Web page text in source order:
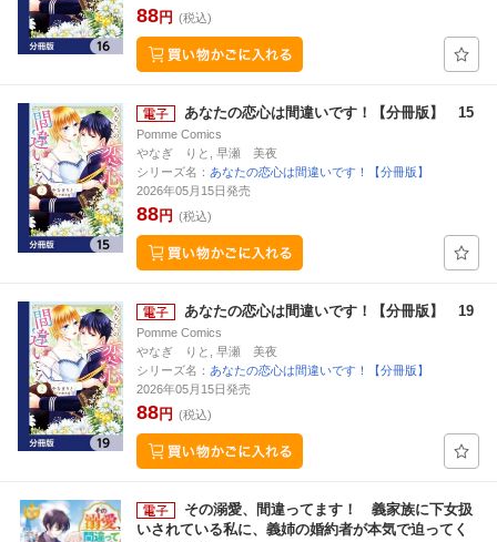
88円 (税込)
あなたの恋心は間違いです！【分冊版】 15
Pomme Comics
やなぎ りと, 早瀬 美夜
シリーズ名： あなたの恋心は間違いです！【分冊版】
2026年05月15日発売
88円 (税込)
あなたの恋心は間違いです！【分冊版】 19
Pomme Comics
やなぎ りと, 早瀬 美夜
シリーズ名： あなたの恋心は間違いです！【分冊版】
2026年05月15日発売
88円 (税込)
その溺愛、間違ってます！ 義家族に下女扱
いされている私に、義姉の婚約者が本気で迫ってく